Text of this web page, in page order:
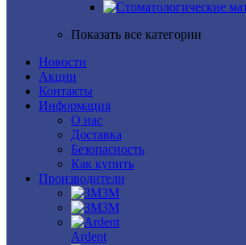
Показать все категории
Новости
Акции
Контакты
Информация
О нас
Доставка
Безопасность
Как купить
Производители
3M
3М
Ardent